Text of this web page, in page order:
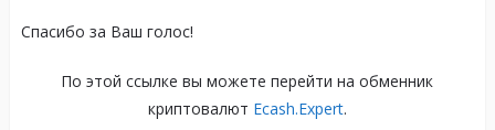
Спасибо за Ваш голос!
По этой ссылке вы можете перейти на обменник
криптовалют Ecash.Expert.